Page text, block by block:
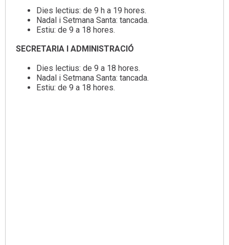
Dies lectius: de 9 h a 19 hores.
Nadal i Setmana Santa: tancada.
Estiu: de 9 a 18 hores.
SECRETARIA I ADMINISTRACIÓ
Dies lectius: de 9 a 18 hores.
Nadal i Setmana Santa: tancada.
Estiu: de 9 a 18 hores.